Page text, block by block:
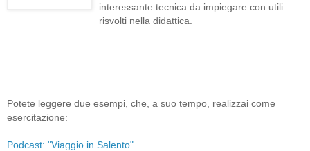
interessante tecnica da impiegare con utili
risvolti nella didattica.
Potete leggere due esempi, che, a suo tempo, realizzai come
esercitazione:
Podcast: "Viaggio in Salento"